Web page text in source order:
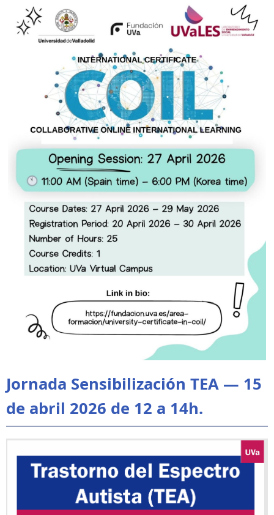
Jornada Sensibilización TEA — 15
de abril 2026 de 12 a 14h.